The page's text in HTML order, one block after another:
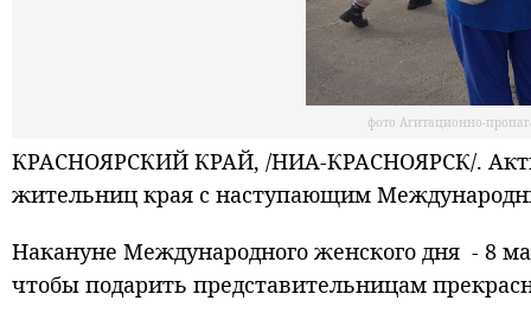
фото Агитационно-
КРАСНОЯРСКИЙ КРАЙ, /НИА-КРАСНОЯРСК/.
жительниц края с наступающим
Накануне Международного женского дня - 8
чтобы подарить представительницам